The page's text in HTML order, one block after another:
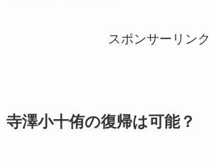
スポンサーリンク
寺澤小十侑の復帰は可能？